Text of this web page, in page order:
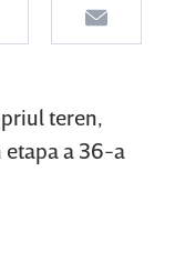
teren,
a 36-a